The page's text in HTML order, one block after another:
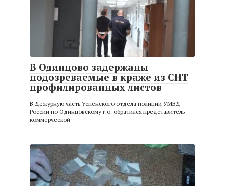
В Одинцово задержаны
подозреваемые в краже из СНТ
профилированных листов
В Дежурную часть Успенского отдела полиции УМВД
России по Одинцовскому г.о. обратился представитель
коммерческой